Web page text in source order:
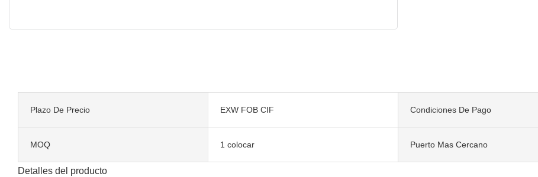
Plazo De Precio EXW FOB CIF Condiciones De Pago
MOQ 1 colocar Puerto Mas Cercano
Detalles del producto